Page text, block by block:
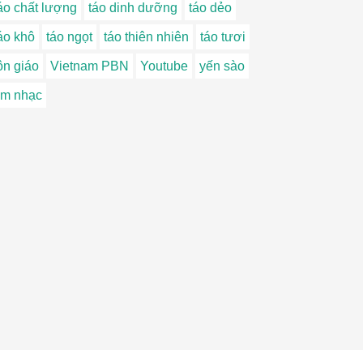
chất lượng táo dinh dưỡng táo dẻo
khô táo ngọt táo thiên nhiên táo tươi
giáo Vietnam PBN Youtube yến sào
nhạc